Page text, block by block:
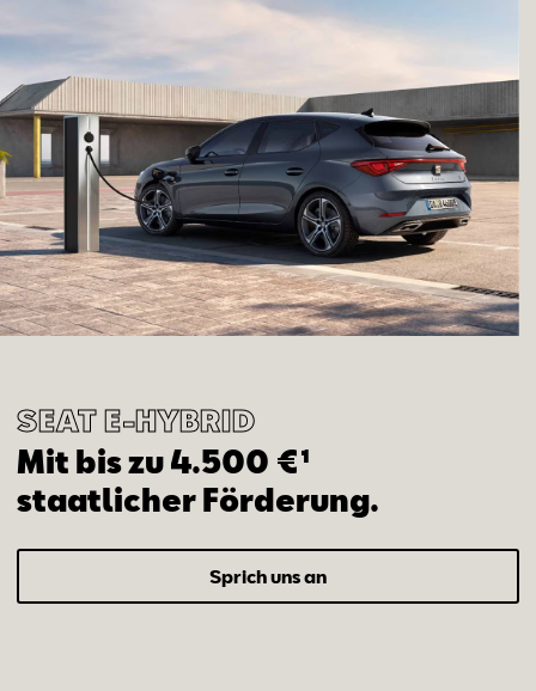
SEAT ­­E-HYBRID
Mit bis zu 4.500 €¹
staatlicher Förderung.
Sprich uns an